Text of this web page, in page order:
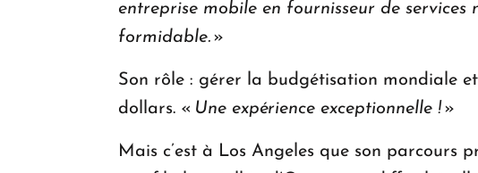
entreprise mobile en fournisseur de services
formidable. »
Son rôle : gérer la budgétisation mondiale
dollars. « Une expérience exceptionnelle ! »
Mais c’est à Los Angeles que son parcours